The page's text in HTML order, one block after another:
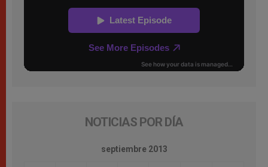
NOTICIAS POR DÍA
septiembre 2013